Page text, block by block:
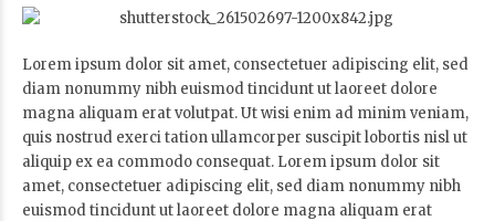
Lorem ipsum dolor sit amet, consectetuer adipiscing elit, sed
diam nonummy nibh euismod tincidunt ut laoreet dolore
magna aliquam erat volutpat. Ut wisi enim ad minim veniam,
quis nostrud exerci tation ullamcorper suscipit lobortis nisl ut
aliquip ex ea commodo consequat. Lorem ipsum dolor sit
amet, consectetuer adipiscing elit, sed diam nonummy nibh
euismod tincidunt ut laoreet dolore magna aliquam erat